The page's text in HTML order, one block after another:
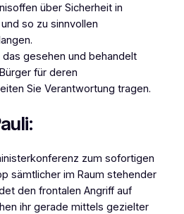
über Sicherheit in
so zu sinnvollen
das gesehen und behandelt
für deren
Sie Verantwortung tragen.
zum sofortigen
sämtlicher im Raum stehender
den frontalen Angriff auf
ihr gerade mittels gezielter